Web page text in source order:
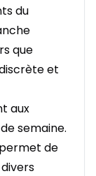
du
que
et
aux
semaine.
de